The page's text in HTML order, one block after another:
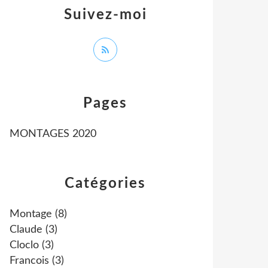
Catégories
Montage (8)
Claude (3)
Cloclo (3)
Francois (3)
Pages
MONTAGES 2020
Suivez-moi